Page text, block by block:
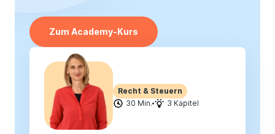
Zum Academy-Kurs
Recht & Steuern
30 Min.
3 Kapitel